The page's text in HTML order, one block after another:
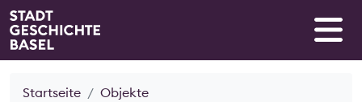
Startseite
Objekte